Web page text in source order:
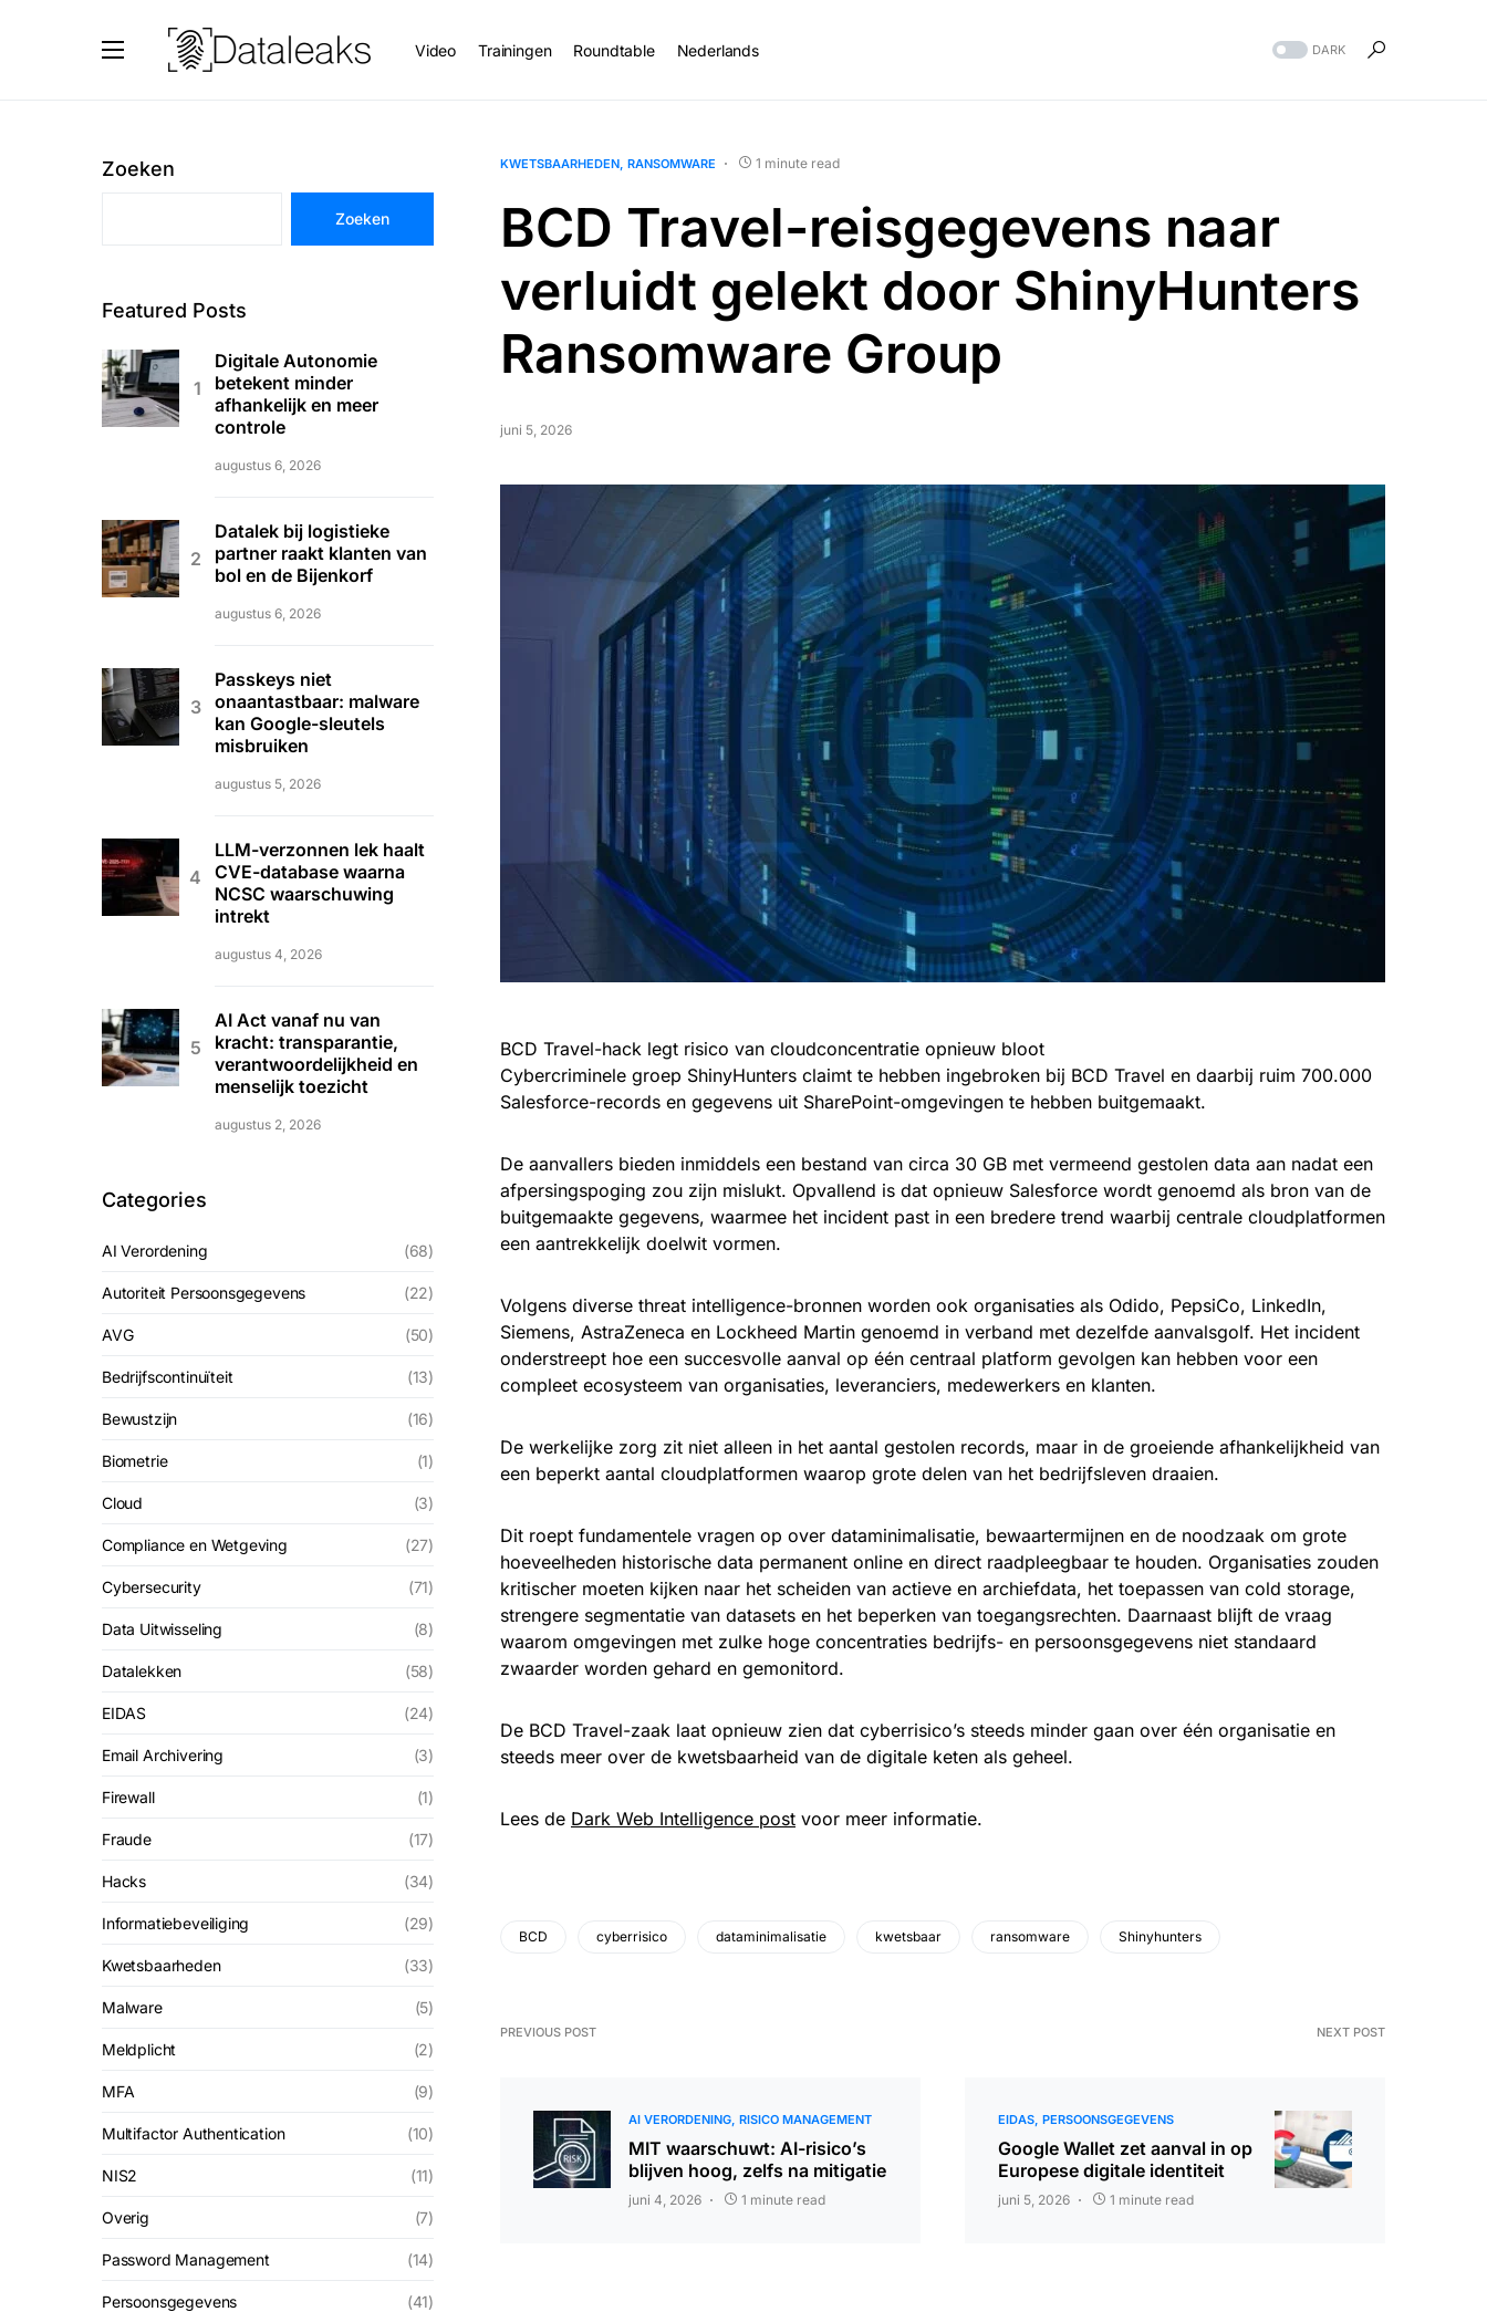
Video Trainingen Roundtable Nederlands DARK
KWETSBAARHEDEN RANSOMWARE 1 minute read
BCD Travel-reisgegevens naar
verluidt gelekt door ShinyHunters
Ransomware Group
juni 5, 2026
BCD Travel-hack legt risico van cloudconcentratie opnieuw bloot
Cybercriminele groep ShinyHunters claimt te hebben ingebroken bij BCD Travel en daarbij ruim 700.000
Salesforce-records en gegevens uit SharePoint-omgevingen te hebben buitgemaakt.
De aanvallers bieden inmiddels een bestand van circa 30 GB met vermeend gestolen data aan nadat een
afpersingspoging zou zijn mislukt. Opvallend is dat opnieuw Salesforce wordt genoemd als bron van de
buitgemaakte gegevens, waarmee het incident past in een bredere trend waarbij centrale cloudplatformen
een aantrekkelijk doelwit vormen.
Volgens diverse threat intelligence-bronnen worden ook organisaties als Odido, PepsiCo, LinkedIn,
Siemens, AstraZeneca en Lockheed Martin genoemd in verband met dezelfde aanvalsgolf. Het incident
onderstreept hoe een succesvolle aanval op één centraal platform gevolgen kan hebben voor een
compleet ecosysteem van organisaties, leveranciers, medewerkers en klanten.
De werkelijke zorg zit niet alleen in het aantal gestolen records, maar in de groeiende afhankelijkheid van
een beperkt aantal cloudplatformen waarop grote delen van het bedrijfsleven draaien.
Dit roept fundamentele vragen op over dataminimalisatie, bewaartermijnen en de noodzaak om grote
hoeveelheden historische data permanent online en direct raadpleegbaar te houden. Organisaties zouden
kritischer moeten kijken naar het scheiden van actieve en archiefdata, het toepassen van cold storage,
strengere segmentatie van datasets en het beperken van toegangsrechten. Daarnaast blijft de vraag
waarom omgevingen met zulke hoge concentraties bedrijfs- en persoonsgegevens niet standaard
zwaarder worden gehard en gemonitord.
De BCD Travel-zaak laat opnieuw zien dat cyberrisico’s steeds minder gaan over één organisatie en
steeds meer over de kwetsbaarheid van de digitale keten als geheel.
Lees de Dark Web Intelligence post voor meer informatie.
BCD cyberrisico dataminimalisatie kwetsbaar ransomware Shinyhunters
PREVIOUS POST
AI VERORDENING RISICO MANAGEMENT
MIT waarschuwt: AI-risico’s
blijven hoog, zelfs na mitigatie
juni 4, 2026 1 minute read
NEXT POST
EIDAS PERSOONSGEGEVENS
Google Wallet zet aanval in op
Europese digitale identiteit
juni 5, 2026 1 minute read
Zoeken
Zoeken
Featured Posts
Digitale Autonomie
betekent minder
afhankelijk en meer
controle
augustus 6, 2026
Datalek bij logistieke
partner raakt klanten van
bol en de Bijenkorf
augustus 6, 2026
Passkeys niet
onaantastbaar: malware
kan Google-sleutels
misbruiken
augustus 5, 2026
LLM-verzonnen lek haalt
CVE-database waarna
NCSC waarschuwing
intrekt
augustus 4, 2026
AI Act vanaf nu van
kracht: transparantie,
verantwoordelijkheid en
menselijk toezicht
augustus 2, 2026
Categories
AI Verordening (68)
Autoriteit Persoonsgegevens (22)
AVG (50)
Bedrijfscontinuïteit (13)
Bewustzijn (16)
Biometrie (1)
Cloud (3)
Compliance en Wetgeving (27)
Cybersecurity (71)
Data Uitwisseling (8)
Datalekken (58)
EIDAS (24)
Email Archivering (3)
Firewall (1)
Fraude (17)
Hacks (34)
Informatiebeveiliging (29)
Kwetsbaarheden (33)
Malware (5)
Meldplicht (2)
MFA (9)
Multifactor Authentication (10)
NIS2 (11)
Overig (7)
Password Management (14)
Persoonsgegevens (41)